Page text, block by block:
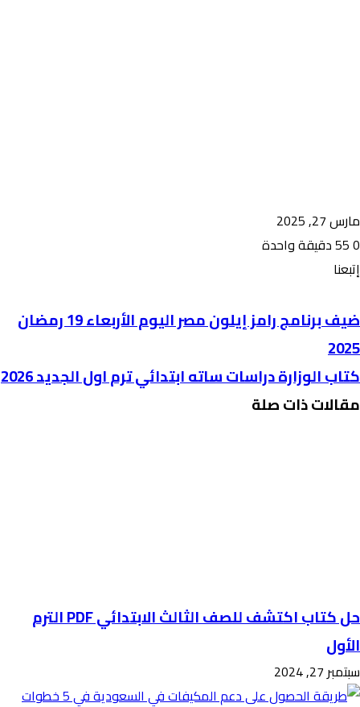
مارس 27, 2025
0
دقيقة واحدة
إتبعنا
ضيف برنامج رامز إيلون مصر اليوم الأربعاء 19 رمضان
2025
كتاب الوزارة دراسات ساته ابتدائي ترم اول الجديد 2026
مقالات ذات صلة
حل كتاب اكتشف للصف الثالث الابتدائي PDF الترم
الأول
سبتمبر 27, 2024